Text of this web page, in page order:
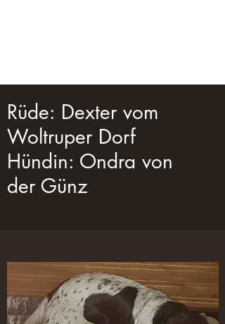
Rüde: Dexter vom
Woltruper Dorf
Hündin: Ondra von
der Günz